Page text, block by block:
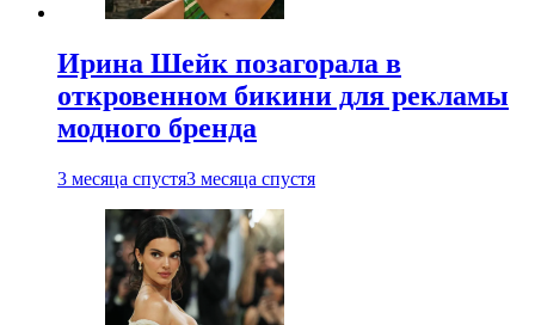
Ирина Шейк позагорала в
откровенном бикини для рекламы
модного бренда
3 месяца спустя3 месяца спустя